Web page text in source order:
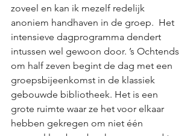
zoveel en kan ik mezelf redelijk
anoniem handhaven in de groep.  Het
intensieve dagprogramma dendert
intussen wel gewoon door. ’s Ochtends
om half zeven begint de dag met een
groepsbijeenkomst in de klassiek
gebouwde bibliotheek. Het is een
grote ruimte waar ze het voor elkaar
hebben gekregen om niet één